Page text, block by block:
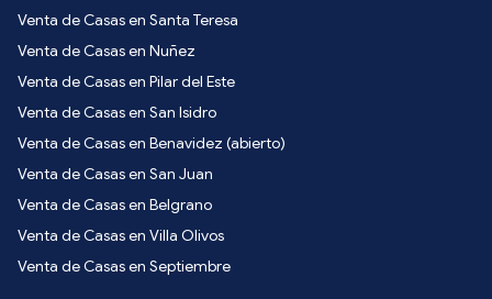
Venta de Casas en Santa Teresa
Venta de Casas en Nuñez
Venta de Casas en Pilar del Este
Venta de Casas en San Isidro
Venta de Casas en Benavidez (abierto)
Venta de Casas en San Juan
Venta de Casas en Belgrano
Venta de Casas en Villa Olivos
Venta de Casas en Septiembre